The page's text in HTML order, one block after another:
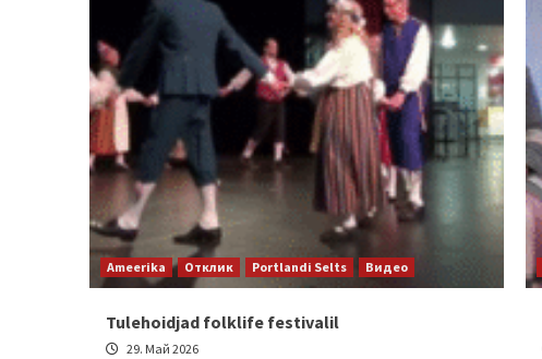
Ameerika Отклик Portlandi Selts Видео
Tulehoidjad folklife festivalil
29. Май 2026